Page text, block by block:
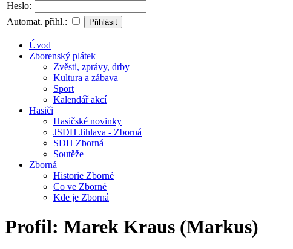
Heslo:
Automat. přihl.:
Úvod
Zborenský plátek
Zvěsti, zprávy, drby
Kultura a zábava
Sport
Kalendář akcí
Hasiči
Hasičské novinky
JSDH Jihlava - Zborná
SDH Zborná
Soutěže
Zborná
Historie Zborné
Co ve Zborné
Kde je Zborná
Profil: Marek Kraus (Markus)